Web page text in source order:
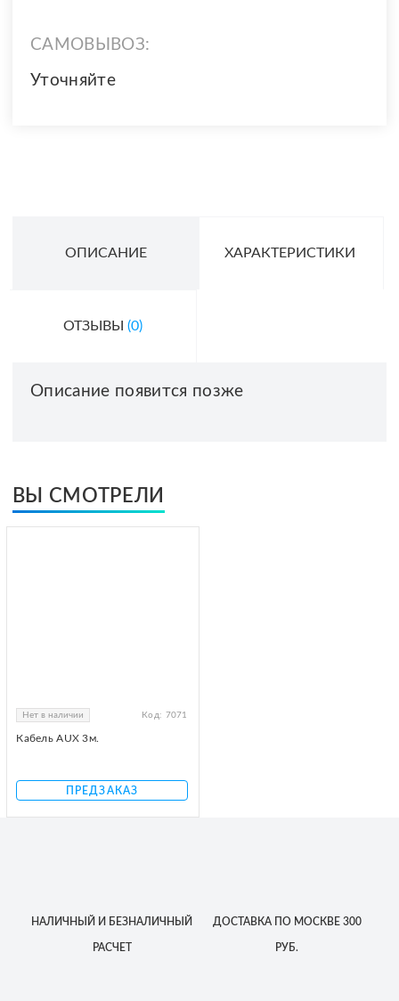
САМОВЫВОЗ:
Уточняйте
ОПИСАНИЕ ХАРАКТЕРИСТИКИ
ОТЗЫВЫ (0)
Описание появится позже
ВЫ СМОТРЕЛИ
Нет в наличии Код: 7071
Кабель AUX 3м.
ПРЕДЗАКАЗ
НАЛИЧНЫЙ И БЕЗНАЛИЧНЫЙ
РАСЧЕТ
ДОСТАВКАПО МОСКВЕ 300
РУБ.